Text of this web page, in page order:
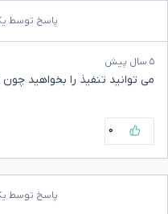
پاسخ توسط
۵ سال پیش
می توانید تنفیذ را بخواهید
۰
پاسخ توسط